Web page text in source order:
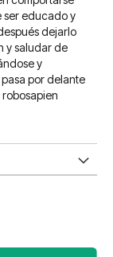
ser educado y
dejarlo
y saludar de
y
por delante